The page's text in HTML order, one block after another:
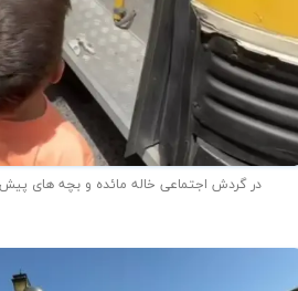
در گردش اجتماعی خاله مائده و بچه های